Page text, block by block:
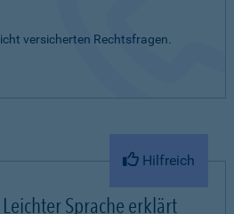
versicherten Rechtsfragen.
Hilfreich
Sprache erklärt